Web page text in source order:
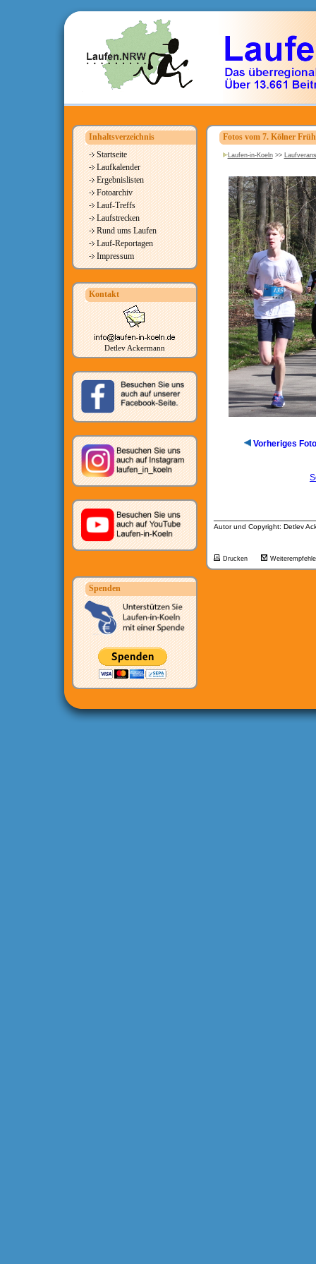
Inhaltsverzeichnis
Startseite
Laufkalender
Ergebnislisten
Fotoarchiv
Lauf-Treffs
Laufstrecken
Rund ums Laufen
Lauf-Reportagen
Impressum
Kontakt
Detlev Ackermann
Spenden
Fotos vom 7. Kölner
Laufen-in-Koeln>>
Vorheriges Foto
Autor und Copyright: Detlev
Drucken